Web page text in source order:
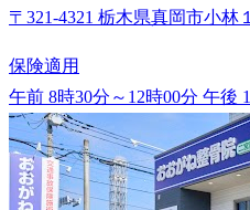
〒321-4321 栃木県真岡市小林
保険適用
午前 8時30分～12時00分 午後